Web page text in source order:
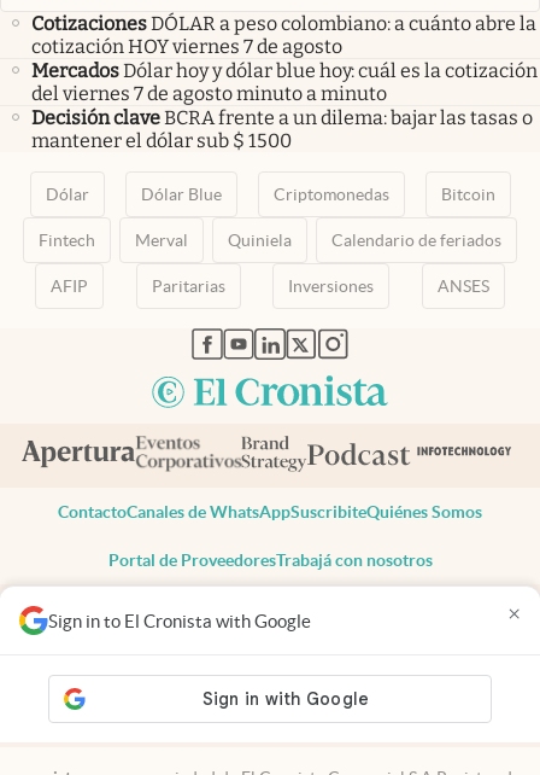
Sign in to El Cronista with Google ×
CotizacionesDÓLAR a peso colombiano: a cuánto abre la
cotización HOY viernes 7 de agosto
MercadosDólar hoy y dólar blue hoy: cuál es la cotización
del viernes 7 de agosto minuto a minuto
Decisión claveBCRA frente a un dilema: bajar las tasas o
mantener el dólar sub $ 1500
Dólar Dólar Blue Criptomonedas Bitcoin
Fintech Merval Quiniela Calendario de feriados
AFIP Paritarias Inversiones ANSES
abre en nueva pestaña
abre en nueva pestaña
abre en nueva pestaña
abre en nueva pestaña
abre en nueva pestaña
ContactoCanales de WhatsAppSuscribiteQuiénes Somos
Portal de ProveedoresTrabajá con nosotros
Todos los derechos reservados
Privacidad
Consentimiento
Tel:+54 11 7078-3270